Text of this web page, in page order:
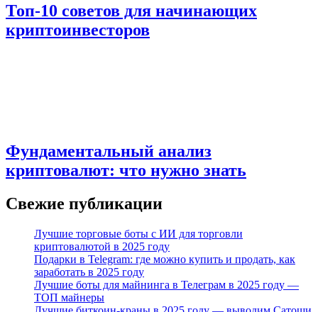
Топ-10 советов для начинающих
криптоинвесторов
Фундаментальный анализ
криптовалют: что нужно знать
Свежие публикации
Лучшие торговые боты с ИИ для торговли
криптовалютой в 2025 году
Подарки в Telegram: где можно купить и продать, как
заработать в 2025 году
Лучшие боты для майнинга в Телеграм в 2025 году —
ТОП майнеры